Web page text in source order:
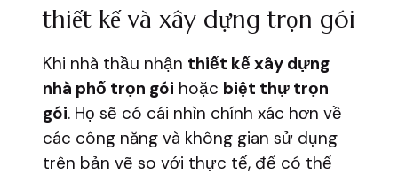
thiết kế và xây dựng trọn gói
Khi nhà thầu nhận thiết kế xây dựng
nhà phố trọn gói hoặc biệt thự trọn
gói. Họ sẽ có cái nhìn chính xác hơn về
các công năng và không gian sử dụng
trên bản vẽ so với thực tế, để có thể